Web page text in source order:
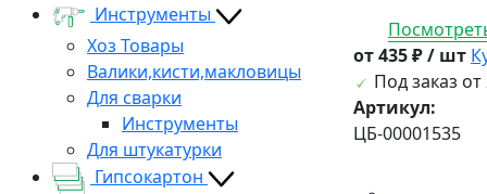
Инструменты
Хоз Товары
Валики,кисти,макловицы
Для сварки
Инструменты
Для штукатурки
Гипсокартон
от 435 ₽ / шт
Под заказ от
Артикул:
ЦБ-00001535